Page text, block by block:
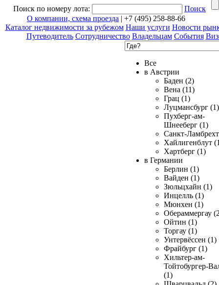
Поиск по номеру лота:
Поиск
О компании, схема проезда | +7 (495) 258-88-66
Каталог недвижимости за рубежом Наши услуги Новости
Путеводитель Сотрудничество Владельцам События
Все
в Австрии
Баден (2)
Вена (11)
Грац (1)
Луцмансбург (1)
Пухберг-ам-
Шнееберг (1)
Санкт-
Хайлигенблут
Хартберг (1)
в Германии
Берлин (1)
Вайден (1)
Зюльцхайн (1)
Инцелль (1)
Мюнхен (1)
Обераммергау
Ойтин (1)
Торгау (1)
Унтервёссен (1)
Фрайбург (1)
Хильтер-ам-
Тойтобургер-
(1)